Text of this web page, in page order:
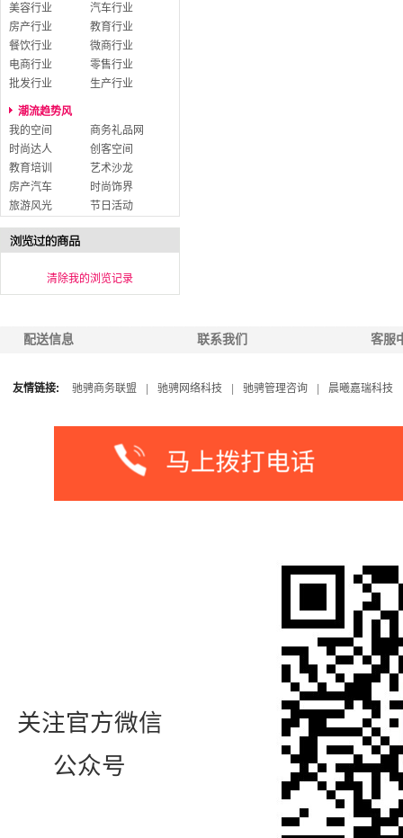
美容行业
汽车行业
房产行业
教育行业
餐饮行业
微商行业
电商行业
零售行业
批发行业
生产行业
潮流趋势风
我的空间
商务礼品网
时尚达人
创客空间
教育培训
艺术沙龙
房产汽车
时尚饰界
旅游风光
节日活动
清除我的浏览记录
配送信息 联系我们 客服
友情链接: 驰骋商务联盟 驰骋网络科技 驰骋管理咨询 晨曦嘉瑞科技
关注官方微信
公众号